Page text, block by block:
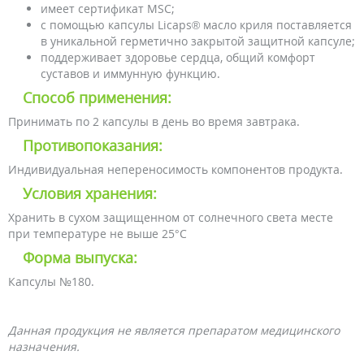
имеет сертификат MSC;
с помощью капсулы Licaps® масло криля поставляется
в уникальной герметично закрытой защитной капсуле;
поддерживает здоровье сердца, общий комфорт
суставов и иммунную функцию.
Способ применения:
Принимать по 2 капсулы в день во время завтрака.
Противопоказания:
Индивидуальная непереносимость компонентов продукта.
Условия хранения:
Хранить в сухом защищенном от солнечного света месте
при температуре не выше 25°С
Форма выпуска:
Капсулы №180.
Данная продукция не является препаратом медицинского
назначения.